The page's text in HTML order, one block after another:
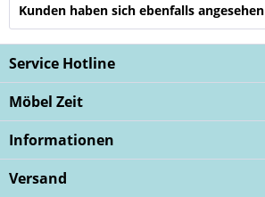
Kunden haben sich ebenfalls angesehen
Service Hotline
Möbel Zeit
Informationen
Versand